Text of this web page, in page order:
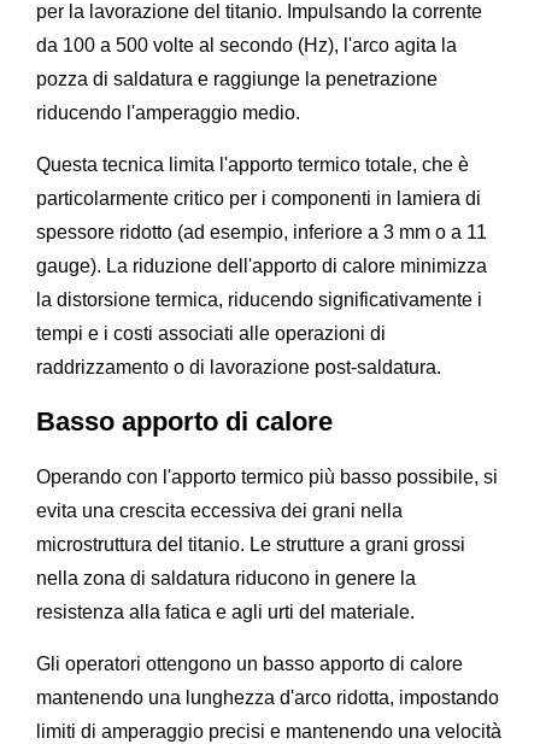
per la lavorazione del titanio. Impulsando la corrente
da 100 a 500 volte al secondo (Hz), l'arco agita la
pozza di saldatura e raggiunge la penetrazione
riducendo l'amperaggio medio.
Questa tecnica limita l'apporto termico totale, che è
particolarmente critico per i componenti in lamiera di
spessore ridotto (ad esempio, inferiore a 3 mm o a 11
gauge). La riduzione dell'apporto di calore minimizza
la distorsione termica, riducendo significativamente i
tempi e i costi associati alle operazioni di
raddrizzamento o di lavorazione post-saldatura.
Basso apporto di calore
Operando con l'apporto termico più basso possibile, si
evita una crescita eccessiva dei grani nella
microstruttura del titanio. Le strutture a grani grossi
nella zona di saldatura riducono in genere la
resistenza alla fatica e agli urti del materiale.
Gli operatori ottengono un basso apporto di calore
mantenendo una lunghezza d'arco ridotta, impostando
limiti di amperaggio precisi e mantenendo una velocità